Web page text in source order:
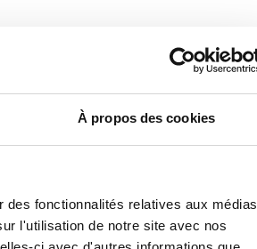
À propos des cookies
fonctionnalités relatives aux médias
l'utilisation de notre site avec nos